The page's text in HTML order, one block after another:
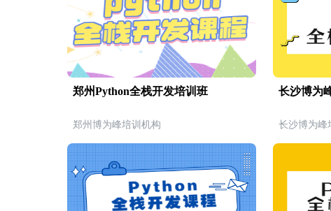
郑州Python全栈开发培训班
郑州博为峰培训机构
长沙博为
长沙博为峰